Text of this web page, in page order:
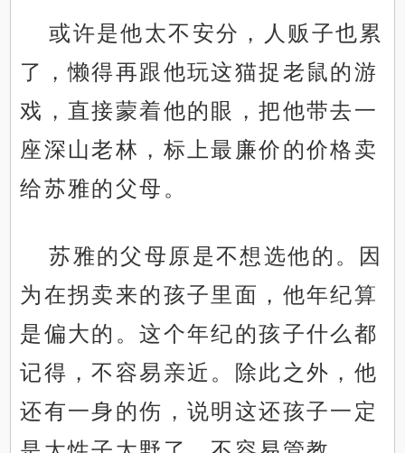
或许是他太不安分，人贩子也累
了，懒得再跟他玩这猫捉老鼠的游
戏，直接蒙着他的眼，把他带去一
座深山老林，标上最廉价的价格卖
给苏雅的父母。
苏雅的父母原是不想选他的。因
为在拐卖来的孩子里面，他年纪算
是偏大的。这个年纪的孩子什么都
记得，不容易亲近。除此之外，他
还有一身的伤，说明这还孩子一定